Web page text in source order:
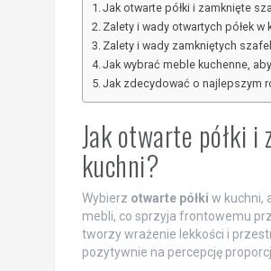
Jak otwarte półki i zamknięte
Zalety i wady otwartych półek w
Zalety i wady zamkniętych
Jak wybrać meble kuchenne,
Jak zdecydować o najlepszym
Jak otwarte półki i
kuchni?
Wybierz otwarte półki w kuchni,
mebli, co sprzyja frontowemu
tworzy wrażenie lekkości i
pozytywnie na percepcję